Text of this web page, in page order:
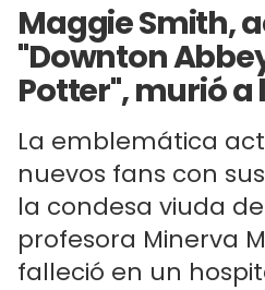
Maggie Smith,
"Downton
Potter", murió a
La emblemática
nuevos fans con
la condesa viuda
profesora Minerva
falleció en un